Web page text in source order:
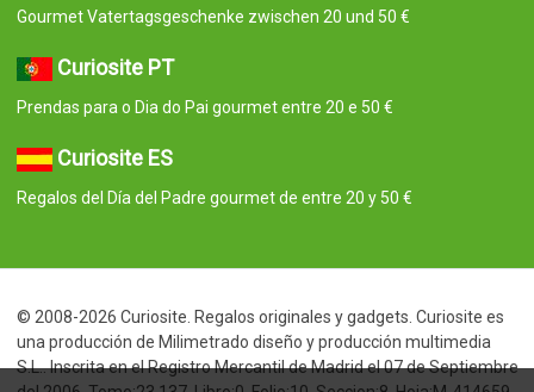
Gourmet Vatertagsgeschenke zwischen 20 und 50 €
Curiosite PT
Prendas para o Dia do Pai gourmet entre 20 e 50 €
Curiosite ES
Regalos del Día del Padre gourmet de entre 20 y 50 €
© 2008-2026 Curiosite. Regalos originales y gadgets. Curiosite es
una producción de Milimetrado diseño y producción multimedia
S.L.. Inscrita en el Registro Mercantil de Madrid el 07 de Septiembre